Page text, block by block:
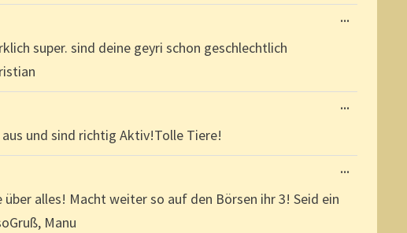
super. sind deine geyri schon geschlechtlich
...DIESE
und sind richtig Aktiv!Tolle Tiere!
...DIESE
alles! Macht weiter so auf den Börsen ihr 3! Seid ein
Manu
...DIESE